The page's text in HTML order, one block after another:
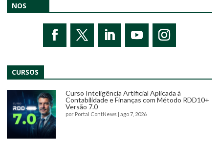
NOS
CURSOS
Curso Inteligência Artificial Aplicada à
Contabilidade e Finanças com Método RDD10+
Versão 7.0
por Portal ContNews ago 7, 2026